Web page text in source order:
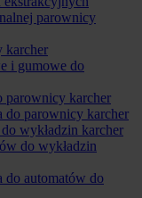
parownicy
karcher
i gumowe do
parownicy karcher
do parownicy karcher
wykładzin karcher
do wykładzin
do automatów do